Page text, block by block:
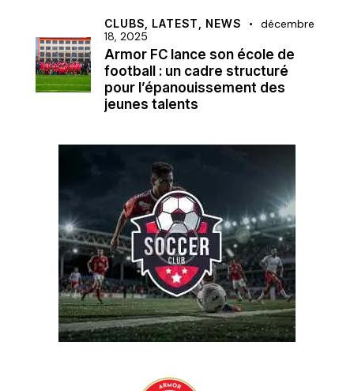
CLUBS, LATEST, NEWS
décembre
18, 2025
Armor FC lance son école de
football : un cadre structuré
pour l’épanouissement des
jeunes talents